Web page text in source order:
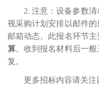
2. 注意：设备参数清
视采购计划安排以邮件
邮箱动态。此报名环节主
算。收到报名材料后一
复 。
更多招标内容请关注